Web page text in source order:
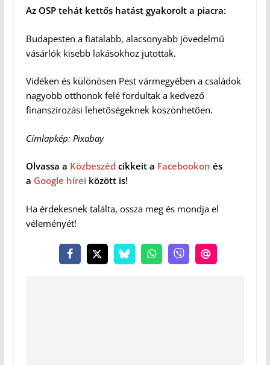
Az OSP tehát kettős hatást gyakorolt a piacra:
Budapesten a fiatalabb, alacsonyabb jövedelmű
vásárlók kisebb lakásokhoz jutottak.
Vidéken és különösen Pest vármegyében a családok
nagyobb otthonok felé fordultak a kedvező
finanszírozási lehetőségeknek köszönhetően.
Címlapkép: Pixabay
Olvassa a Közbeszéd cikkeit a Facebookon és
a Google hírei között is!
Ha érdekesnek találta, ossza meg és mondja el
véleményét!